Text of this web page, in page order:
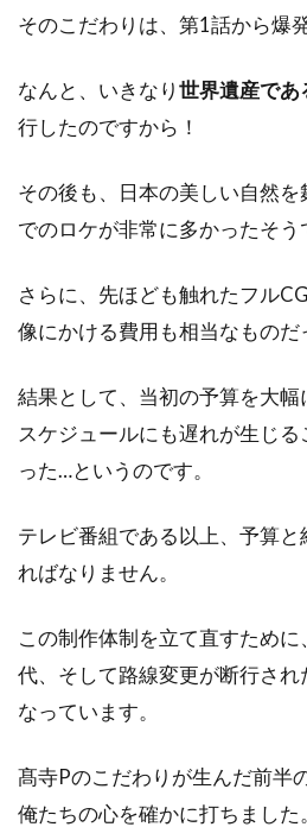
そのこだわりは、第1話から爆
なんと、いきなり世界遺産であ
行したのですから！
その後も、日本の美しい自然
でのロケが非常に多かったそう
さらに、先ほども触れたフル
像にかける費用も相当なものだ
結果として、当初の予算を大
スケジュールにも遅れが生じ
った…というのです。
テレビ番組である以上、予算
ればなりません。
この制作体制を立て直すため
代、そして路線変更が断行さ
なっています。
髙寺Pのこだわりが生んだ前半
俺たちの心を確かに打ちました。